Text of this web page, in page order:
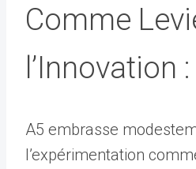
Comme
l’Innovation :
A5 embrasse
l’expérimentation